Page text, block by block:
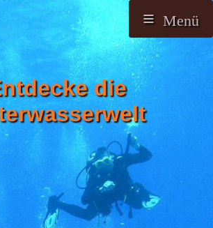
≡ Menü
die